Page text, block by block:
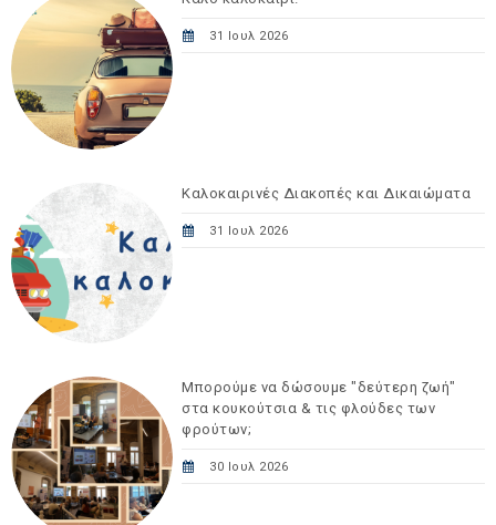
31 Ιουλ 2026
Καλοκαιρινές Διακοπές και Δικαιώματα
31 Ιουλ 2026
Μπορούμε να δώσουμε "δεύτερη ζωή"
στα κουκούτσια & τις φλούδες των
φρούτων;
30 Ιουλ 2026